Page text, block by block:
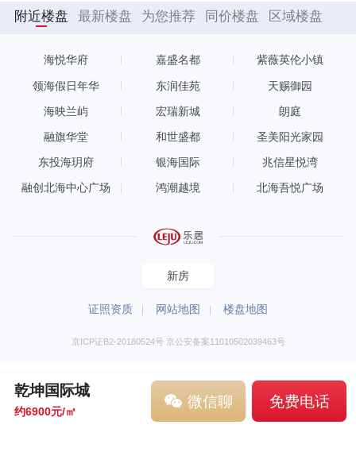
附近楼盘 最新楼盘 为您推荐 同价楼盘 区域楼盘
海悦华府 嘉盛名都 紫薇英伦小镇
领海假日年华 东润佳苑 天赐御园
海映兰屿 宏瑞新城 朗庭
融旗华堂 和世盛都 圣美阳光家园
东投海玥府 银海国际 兆信星悦湾
融创北海中心广场 鸿潮越境 北海吾悦广场
新房
证照资质 网站地图 楼盘地图
京ICP证B2-20180524号 京公安备案11010502039463号
乾坤国际城
约6900元/㎡
微信聊 免费电话